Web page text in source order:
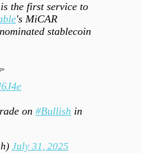
the first service to
's MiCAR
stablecoin
on #Bullish in
July 31, 2025